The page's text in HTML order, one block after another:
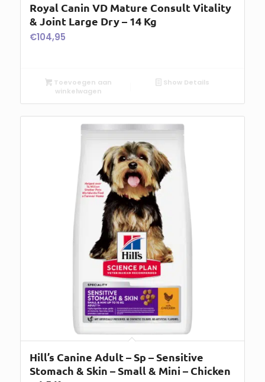
Royal Canin VD Mature Consult Vitality
& Joint Large Dry – 14 Kg
€104,95
Toevoegen aan
winkelwagen
Show Details
Hill’s Canine Adult – Sp – Sensitive
Stomach & Skin – Small & Mini – Chicken